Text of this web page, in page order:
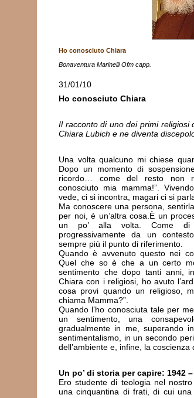
Ho conosciuto Chiara
Bonaventura Marinelli Ofm capp.
31/01/10
Ho conosciuto Chiara
Il racconto di uno dei primi religiosi
Chiara Lubich e ne diventa
Una volta qualcuno mi chiese
Dopo un momento di
ricordo… come del resto non
conosciuto mia mamma!”.
vede, ci si incontra, magari ci si
Ma conoscere una persona,
per noi, è un’altra cosa.È un
un po’ alla volta. Come
progressivamente da un
sempre più il punto di riferimento.
Quando è avvenuto questo nei
Quel che so è che a un certo
sentimento che dopo tanti anni,
Chiara con i religiosi, ho avuto
cosa provi quando un religioso,
chiama Mamma?”.
Quando l’ho conosciuta tale per
un sentimento, una
gradualmente in me, superando
sentimentalismo, in un secondo
dell’ambiente e, infine, la coscienza
Un po’ di storia per capire: 1942 –
Ero studente di teologia nel
una cinquantina di frati, di cui